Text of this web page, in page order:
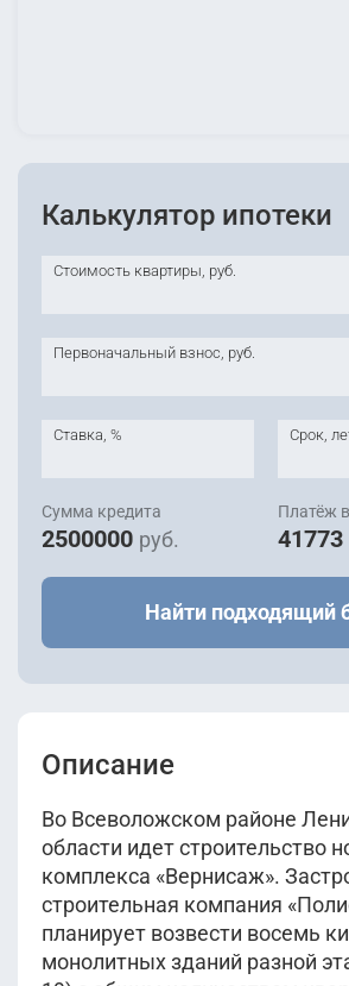
Калькулятор ипотеки
Стоимость квартиры, руб.
Первоначальный взнос, руб.
Ставка, % Срок,
Сумма кредита
2500000 руб.
Платёж
41773
Найти подходящий
Описание
Во Всеволожском районе
области идет строительство
комплекса «Вернисаж».
строительная компания
планирует возвести восемь
монолитных зданий разной